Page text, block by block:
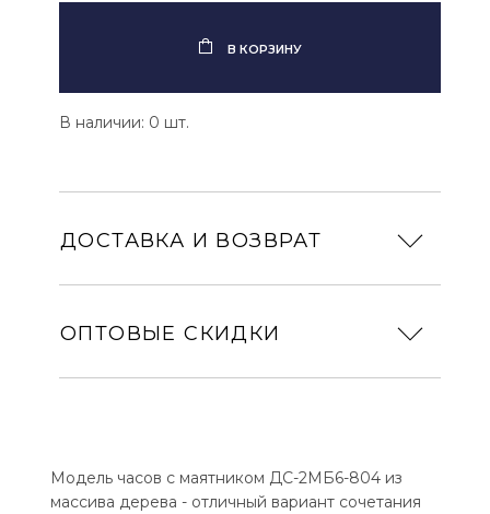
В КОРЗИНУ
В наличии: 0 шт.
ДОСТАВКА И ВОЗВРАТ
ОПТОВЫЕ СКИДКИ
Модель часов с маятником ДС-2МБ6-804 из
массива дерева - отличный вариант сочетания